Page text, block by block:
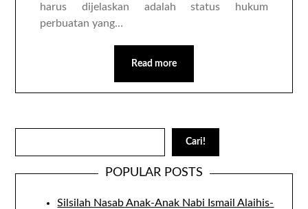
harus dijelaskan adalah status hukum
perbuatan yang…
Read more
Cari!
POPULAR POSTS
Silsilah Nasab Anak-Anak Nabi Ismail Alaihis-